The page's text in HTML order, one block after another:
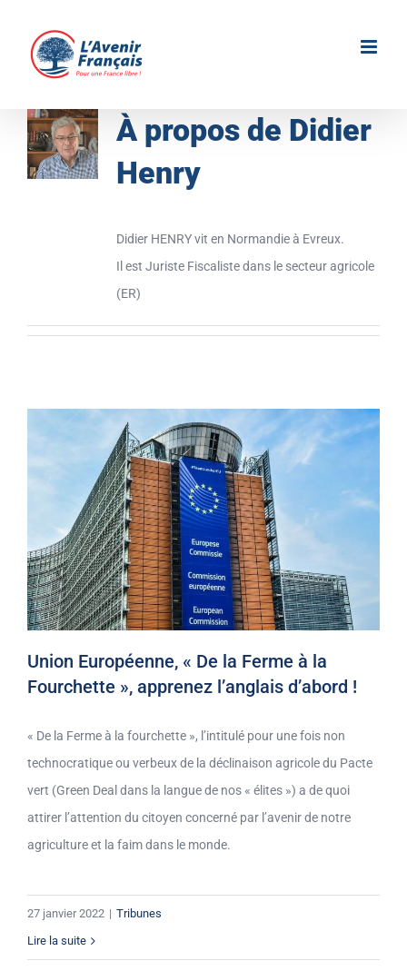
contenu
À propos de Didier
Henry
Didier HENRY vit en Normandie à Evreux.
Il est Juriste Fiscaliste dans le secteur agricole
(ER)
Union Européenne, « De la Ferme à la
Fourchette », apprenez l’anglais d’abord !
« De la Ferme à la fourchette », l’intitulé pour une fois non
technocratique ou verbeux de la déclinaison agricole du Pacte
vert (Green Deal dans la langue de nos « élites ») a de quoi
attirer l’attention du citoyen concerné par l’avenir de notre
agriculture et la faim dans le monde.
27 janvier 2022 | Tribunes
Lire la suite